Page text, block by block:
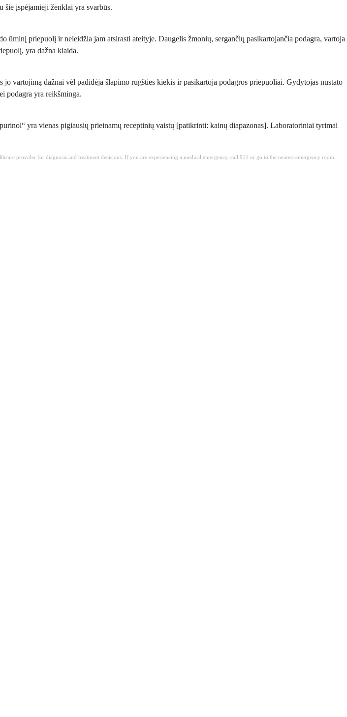
šie įspėjamieji ženklai yra svarbūs.
priepuolį ir neleidžia jam atsirasti ateityje. Daugelis žmonių, sergančių pasikartojančia podagra, vartoja
yra dažna klaida.
vartojimą dažnai vėl padidėja šlapimo rūgšties kiekis ir pasikartoja podagros priepuoliai. Gydytojas nustato
podagra yra reikšminga.
yra vienas pigiausių prieinamų receptinių vaistų [patikrinti: kainų diapazonas]. Laboratoriniai tyrimai
provider for diagnosis and treatment decisions. If you are experiencing a medical emergency, call 911 or go to the nearest emergency room